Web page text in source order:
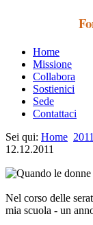
Home
Missione
Collabora
Sostienici
Sede
Contattaci
Sei qui: Home
12.12.2011
Nel corso delle
mia scuola - un